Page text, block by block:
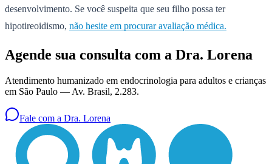
desenvolvimento. Se você suspeita que seu filho possa ter
hipotireoidismo, não hesite em procurar avaliação médica.
Agende sua consulta com a Dra. Lorena
Atendimento humanizado em endocrinologia para adultos e crianças
em São Paulo — Av. Brasil, 2.283.
Fale com a Dra. Lorena